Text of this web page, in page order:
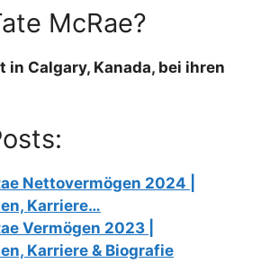
McRae?
in Calgary, Kanada, bei ihren
Nettovermögen 2024 |
Karriere…
Vermögen 2023 |
Karriere & Biografie